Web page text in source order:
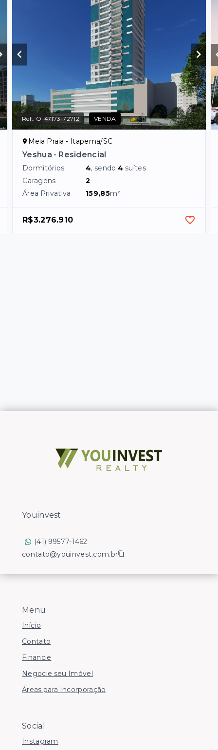
Ref.:O-47173-72712 VENDA
Meia Praia - Itapema/SC
Yeshua - Residencial
Dormitórios 4, sendo4 suítes
Garagens
2
Área Privativa
159,85m²
R$3.276.910
Menu
Início
Contato
Financie
Negocie seu Imóvel
Áreas para Incorporação
Social
Instagram
Youinvest
(41) 99577-1462
contato@youinvest.com.br